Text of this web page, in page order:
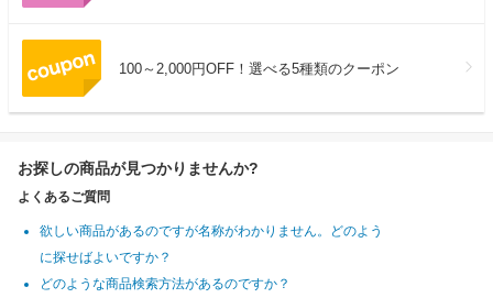
100～2,000円OFF！選べる5種類のクーポン
お探しの商品が見つかりませんか?
よくあるご質問
欲しい商品があるのですが名称がわかりません。どのよう
に探せばよいですか？
どのような商品検索方法があるのですか？